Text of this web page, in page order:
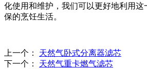
化使用和维护，我们可以更好地利用
保的烹饪生活。
上一个：
天然气卧式分离器滤芯
下一个：
天然气重卡燃气滤芯